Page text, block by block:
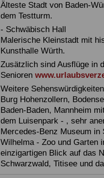
Älteste Stadt von Baden-
dem Testturm.
- Schwäbisch Hall
Malerische Kleinstadt mit
Kunsthalle Würth.
Zusätzlich sind Ausflüge in
Senioren
Weitere
Burg Hohenzollern,
Baden-Baden, Mannheim
dem Luisenpark - , sehr
Mercedes-Benz Museum
Wilhelma - Zoo und Garten
einzigartigen Blick auf das
Schwarzwald, Titisee und